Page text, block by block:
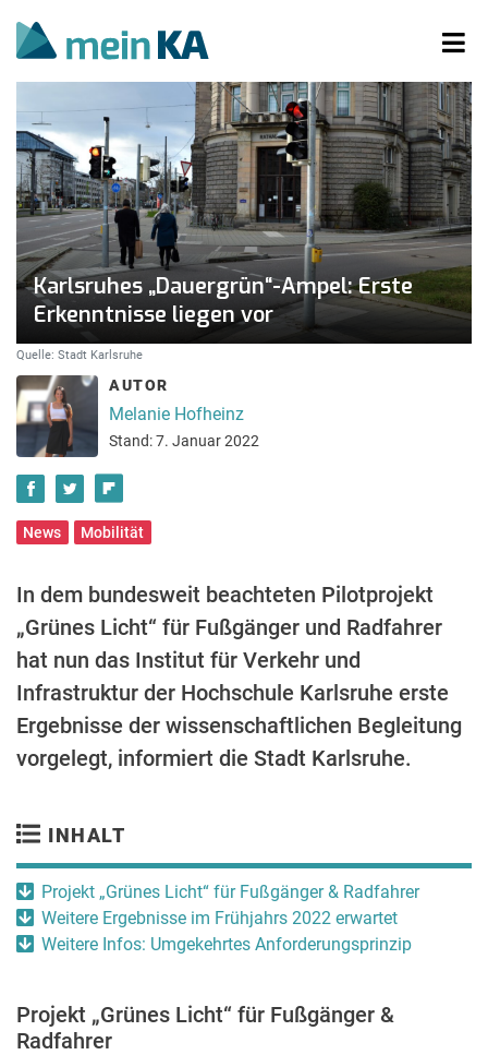
Karlsruhes „Dauergrün“-Ampel: Erste
Erkenntnisse liegen vor
Quelle: Stadt Karlsruhe
AUTOR
Melanie Hofheinz
Stand: 7. Januar 2022
News Mobilität
In dem bundesweit beachteten Pilotprojekt
„Grünes Licht“ für Fußgänger und Radfahrer
hat nun das Institut für Verkehr und
Infrastruktur der Hochschule Karlsruhe erste
Ergebnisse der wissenschaftlichen Begleitung
vorgelegt, informiert die Stadt Karlsruhe.
INHALT
Projekt „Grünes Licht“ für Fußgänger & Radfahrer
Weitere Ergebnisse im Frühjahrs 2022 erwartet
Weitere Infos: Umgekehrtes Anforderungsprinzip
Projekt „Grünes Licht“ für Fußgänger &
Radfahrer